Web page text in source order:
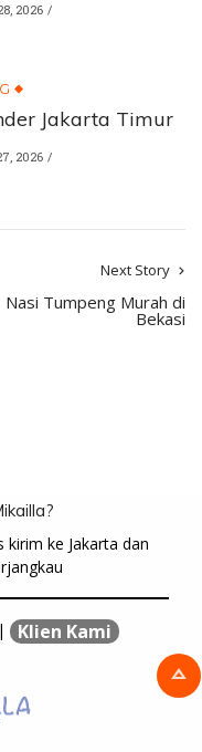
2026
Jakarta Timur
2026
Next Story
Nasi Tumpeng Murah di
Bekasi
ke Jakarta dan
| Klien Kami